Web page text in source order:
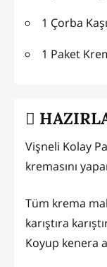
1 Çorba
1 Paket
Vişneli Kolay
kremasını
Tüm krema
karıştıra
Koyup kenera